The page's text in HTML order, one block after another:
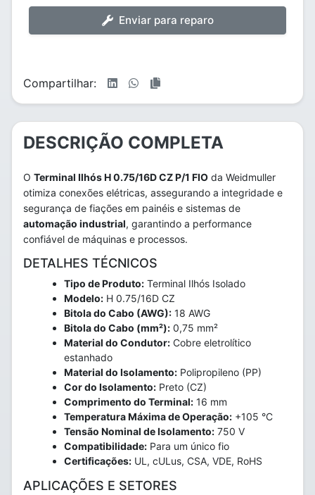
Enviar para reparo
Compartilhar:
DESCRIÇÃO COMPLETA
O Terminal Ilhós H 0.75/16D CZ P/1 FIO da Weidmuller
otimiza conexões elétricas, assegurando a integridade e
segurança de fiações em painéis e sistemas de
automação industrial, garantindo a performance
confiável de máquinas e processos.
DETALHES TÉCNICOS
Tipo de Produto: Terminal Ilhós Isolado
Modelo: H 0.75/16D CZ
Bitola do Cabo (AWG): 18 AWG
Bitola do Cabo (mm²): 0,75 mm²
Material do Condutor: Cobre eletrolítico
estanhado
Material do Isolamento: Polipropileno (PP)
Cor do Isolamento: Preto (CZ)
Comprimento do Terminal: 16 mm
Temperatura Máxima de Operação: +105 °C
Tensão Nominal de Isolamento: 750 V
Compatibilidade: Para um único fio
Certificações: UL, cULus, CSA, VDE, RoHS
APLICAÇÕES E SETORES